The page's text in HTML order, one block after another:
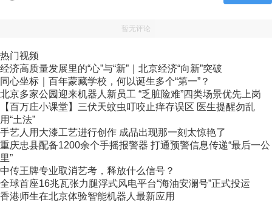
暂无评论
热门视频
经济高质量发展里的“心”与“新”｜北京经济“向新”突破
同心坐标｜百年蒙藏学校，何以诞生多个“第一”？
北京多家公园迎来机器人新员工 “乏脏险难”四类场景优先上岗
【百万庄小课堂】三伏天蚊虫叮咬止痒存误区 医生提醒勿乱
用“土法”
手艺人用大漆工艺进行创作 成品出现那一刻太惊艳了
重庆忠县配备1200余个手摇报警器 打通预警信息传递“最后一公
里”
中传王牌专业取消艺考，释放什么信号？
全球首座16兆瓦张力腿浮式风电平台“海油安澜号”正式投运
香港师生在北京体验智能机器人最新应用